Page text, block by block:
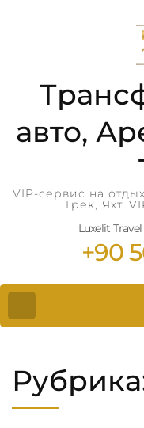
авто,
VIP-сервис на
Трек, Яхт,
Luxelit
+90